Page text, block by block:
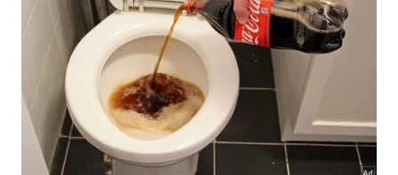
e o cuidado com o corpo caminham juntos. Cada
ingrediente
que vai para o prato ou para o rosto
carrega séculos de sabedoria sobre como nutrir a
pele e preservar a juventude. E tudo começa com
algo tão simples quanto a água do
arroz
que você
prepara todos os dias.